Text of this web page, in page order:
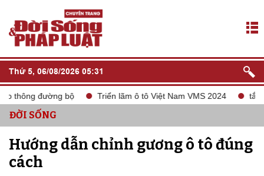
Thứ 5, 06/08/2026 05:31
đường bộ Triển lãm ô tô Việt Nam VMS 2024 tắt
ĐỜI SỐNG
Hướng dẫn chỉnh gương ô tô đúng
cách